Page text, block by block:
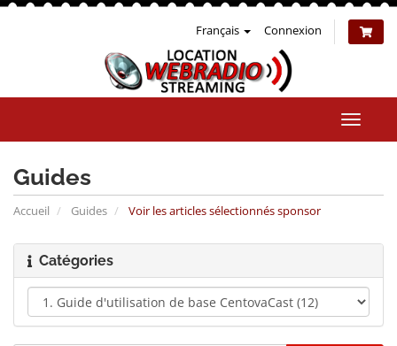
Français Connexion
la
Guides
Accueil Guides Voir les articles sélectionnés sponsor
Catégories